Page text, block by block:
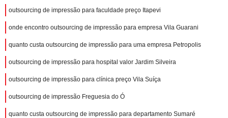
outsourcing de impressão para faculdade preço Itapevi
onde encontro outsourcing de impressão para empresa Vila Guarani
quanto custa outsourcing de impressão para uma empresa Petropolis
outsourcing de impressão para hospital valor Jardim Silveira
outsourcing de impressão para clínica preço Vila Suíça
outsourcing de impressão Freguesia do Ó
quanto custa outsourcing de impressão para departamento Sumaré